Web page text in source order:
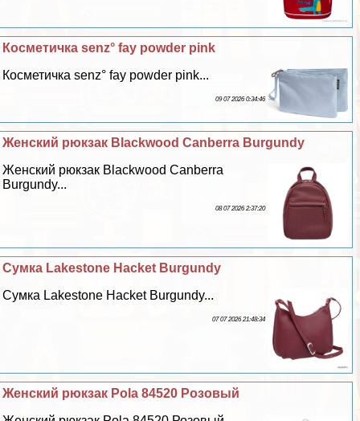
Косметичка senz° fay powder pink
Косметичка senz° fay powder pink...
09 07 2026 0:34:46
Женский рюкзак Blackwood Canberra Burgundy
Женский рюкзак Blackwood Canberra
Burgundy...
08 07 2026 2:37:20
Сумка Lakestone Hacket Burgundy
Сумка Lakestone Hacket Burgundy...
07 07 2026 21:48:34
Женский рюкзак Pola 84520 Розовый